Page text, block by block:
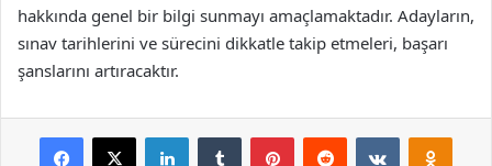
hakkında genel bir bilgi sunmayı amaçlamaktadır. Adayların,
sınav tarihlerini ve sürecini dikkatle takip etmeleri, başarı
şanslarını artıracaktır.
Facebook
X LinkedInTumblr PinterestReddit VKontakte